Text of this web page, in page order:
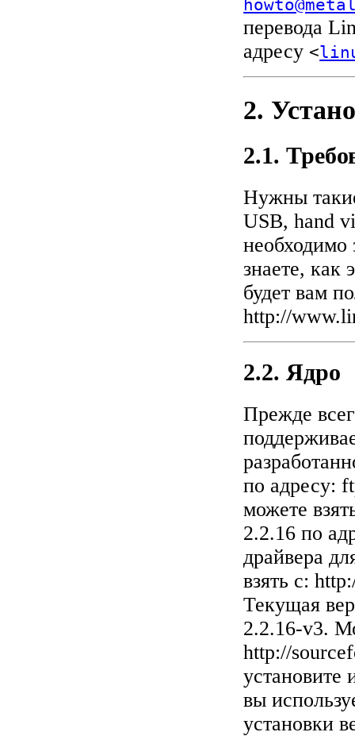
перевода
адресу <
2.
2.1.
Нужны
USB, hand
необходимо
знаете, как
будет вам
http://
2.2. Ядро
Прежде
по адресу:
можете
2.2.16 по
драйвера
взять с:
Текущая
2.2.16-v3.
http://
установите
вы
установки